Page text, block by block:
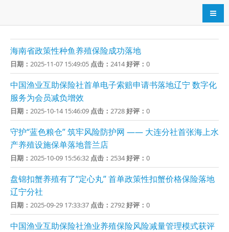
导航
海南省政策性种鱼养殖保险成功落地
日期： 2025-11-07 15:49:05 点击： 2414好评： 0
中国渔业互助保险社首单电子索赔申请书落地辽宁 数字化
服务为会员减负增效
日期： 2025-10-14 15:46:09 点击： 2728好评： 0
守护“蓝色粮仓” 筑牢风险防护网 —— 大连分社首张海上水
产养殖设施保单落地普兰店
日期： 2025-10-09 15:56:32 点击： 2534好评： 0
盘锦扣蟹养殖有了“定心丸” 首单政策性扣蟹价格保险落地
辽宁分社
日期： 2025-09-29 17:33:37 点击： 2792好评： 0
中国渔业互助保险社渔业养殖保险风险减量管理模式获评